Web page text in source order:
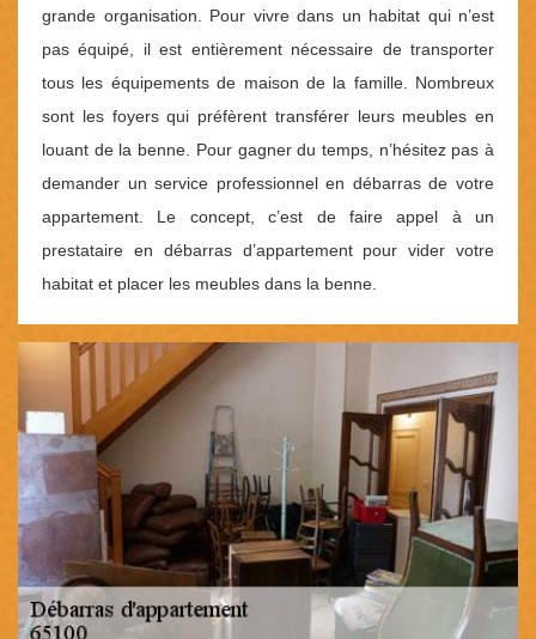
grande organisation. Pour vivre dans un habitat qui n’est
pas équipé, il est entièrement nécessaire de transporter
tous les équipements de maison de la famille. Nombreux
sont les foyers qui préfèrent transférer leurs meubles en
louant de la benne. Pour gagner du temps, n’hésitez pas à
demander un service professionnel en débarras de votre
appartement. Le concept, c’est de faire appel à un
prestataire en débarras d’appartement pour vider votre
habitat et placer les meubles dans la benne.